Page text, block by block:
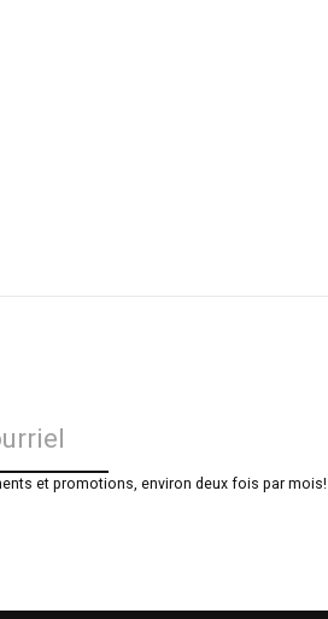
et promotions, environ deux fois par mois!